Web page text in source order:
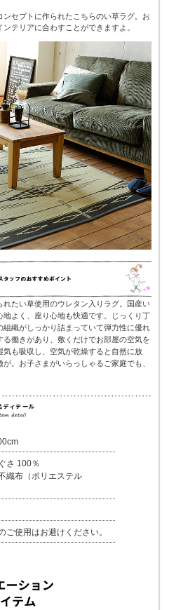
ンセプトに作られたこちらのい草ラグ。お
テリアに合わすことができますよ。
たい草使用のウレタン入りラグ。国産い
よく、座り心地も快適です。じっくり丁
織がしっかり詰まっていて弾力性に優れ
働きがあり、敷くだけでお部屋の空気を
も吸収し、空気が乾燥すると自然に放
。お子さまがいらっしゃるご家庭でも、
さ 100％
織布（ポリエステル
ご使用はお避けください。